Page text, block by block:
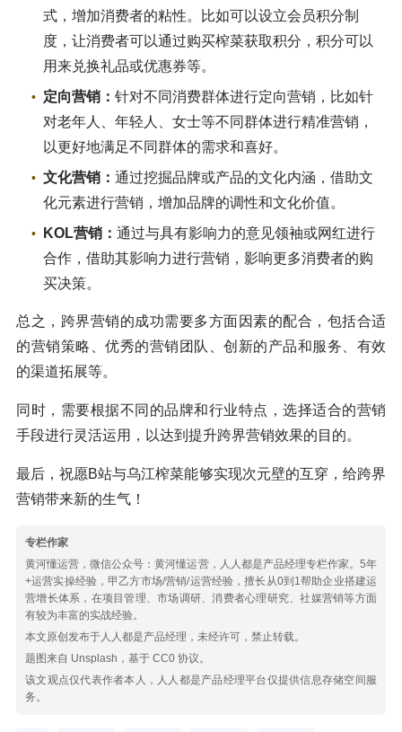
式，增加消费者的粘性。比如可以设立会员积分制
度，让消费者可以通过购买榨菜获取积分，积分可以
用来兑换礼品或优惠券等。
定向营销： 针对不同消费群体进行定向营销，比如针
对老年人、年轻人、女士等不同群体进行精准营销，
以更好地满足不同群体的需求和喜好。
文化营销： 通过挖掘品牌或产品的文化内涵，借助文
化元素进行营销，增加品牌的调性和文化价值。
KOL营销： 通过与具有影响力的意见领袖或网红进行
合作，借助其影响力进行营销，影响更多消费者的购
买决策。
总之，跨界营销的成功需要多方面因素的配合，包括合适
的营销策略、优秀的营销团队、创新的产品和服务、有效
的渠道拓展等。
同时，需要根据不同的品牌和行业特点，选择适合的营销
手段进行灵活运用，以达到提升跨界营销效果的目的。
最后，祝愿B站与乌江榨菜能够实现次元壁的互穿，给跨界
营销带来新的生气！
专栏作家
黄河懂运营，微信公众号：黄河懂运营，人人都是产品经理专栏作家。5年
+运营实操经验，甲乙方市场/营销/运营经验，擅长从0到1帮助企业搭建运
营增长体系，在项目管理、市场调研、消费者心理研究、社媒营销等方面
有较为丰富的实战经验。
本文原创发布于人人都是产品经理，未经许可，禁止转载。
题图来自 Unsplash，基于 CC0 协议。
该文观点仅代表作者本人，人人都是产品经理平台仅提供信息存储空间服
务。